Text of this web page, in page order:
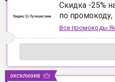
Скидка -25%
по промокоду,
Все промокоды
эксклюзив